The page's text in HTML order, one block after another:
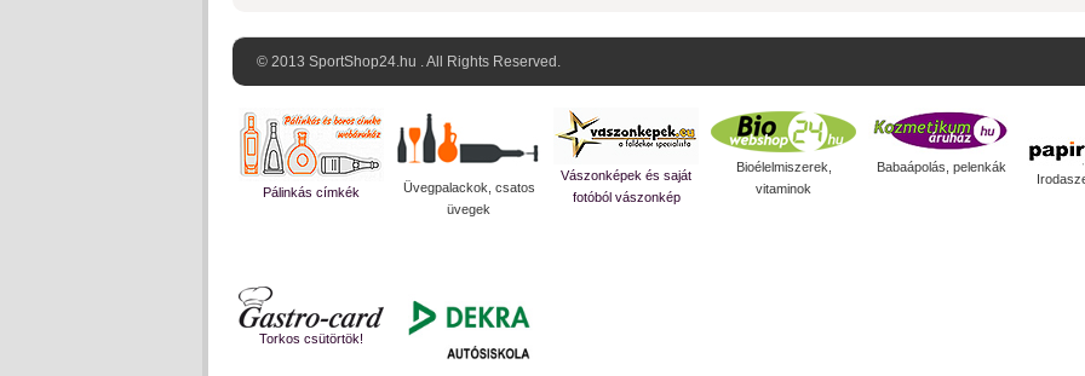
© 2013 SportShop24.hu . All Rights Reserved.
Pálinkás címkék
Üvegpalackok, csatos
üvegek
Vászonképek és saját
fotóból vászonkép
Bioélelmiszerek,
vitaminok
Babaápolás, pelenkák
Torkos csütörtök!